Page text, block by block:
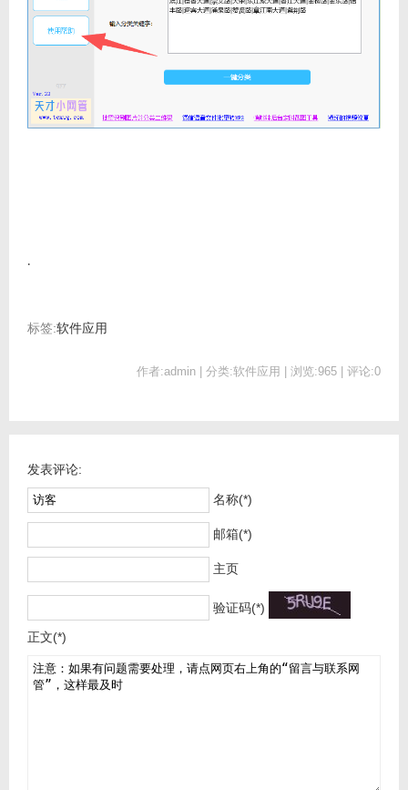
.
标签:软件应用
作者:admin | 分类:软件应用 | 浏览:965 | 评论:0
发表评论:
名称(*)
邮箱(*)
主页
验证码(*)
正文(*)